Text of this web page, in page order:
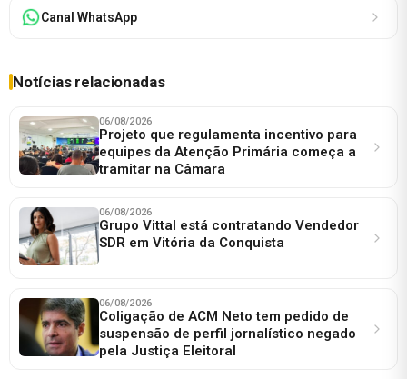
Canal WhatsApp
Notícias relacionadas
06/08/2026
Projeto que regulamenta incentivo para
equipes da Atenção Primária começa a
tramitar na Câmara
06/08/2026
Grupo Vittal está contratando Vendedor
SDR em Vitória da Conquista
06/08/2026
Coligação de ACM Neto tem pedido de
suspensão de perfil jornalístico negado
pela Justiça Eleitoral